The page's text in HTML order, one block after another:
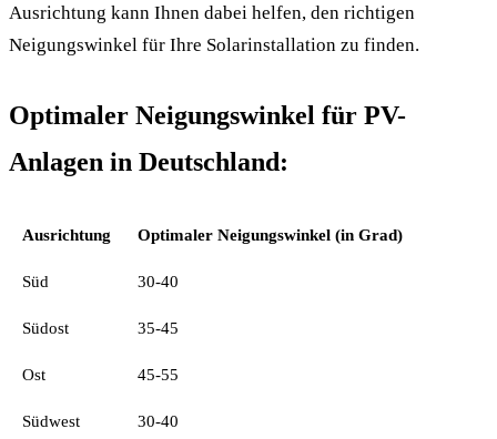
Ausrichtung kann Ihnen dabei helfen, den richtigen
Neigungswinkel für Ihre Solarinstallation zu finden.
Optimaler Neigungswinkel für PV-
Anlagen in Deutschland:
Ausrichtung Optimaler Neigungswinkel (in Grad)
Süd 30-40
Südost 35-45
Ost 45-55
Südwest 30-40